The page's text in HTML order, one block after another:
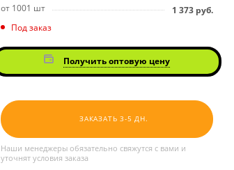
от 1001 шт
1 373 руб.
Под заказ
Получить оптовую цену
ЗАКАЗАТЬ 3-5 ДН.
Наши менеджеры обязательно свяжутся с вами и
уточнят условия заказа